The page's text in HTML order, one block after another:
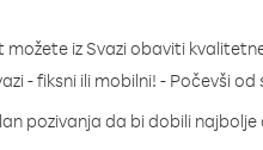
možete iz Svazi obaviti
- fiksni ili mobilni! - Počevši
pozivanja da bi dobili najbolje